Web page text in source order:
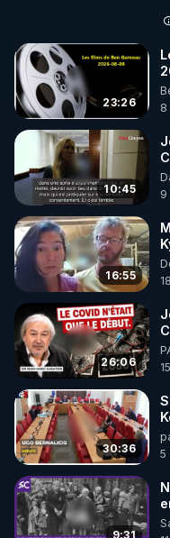
23:26
8
10:45
9
16:55
26:06
30:36
5
9:31